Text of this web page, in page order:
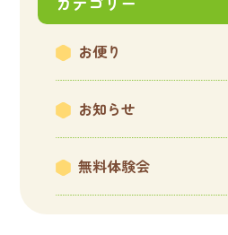
お便り
お知らせ
無料体験会